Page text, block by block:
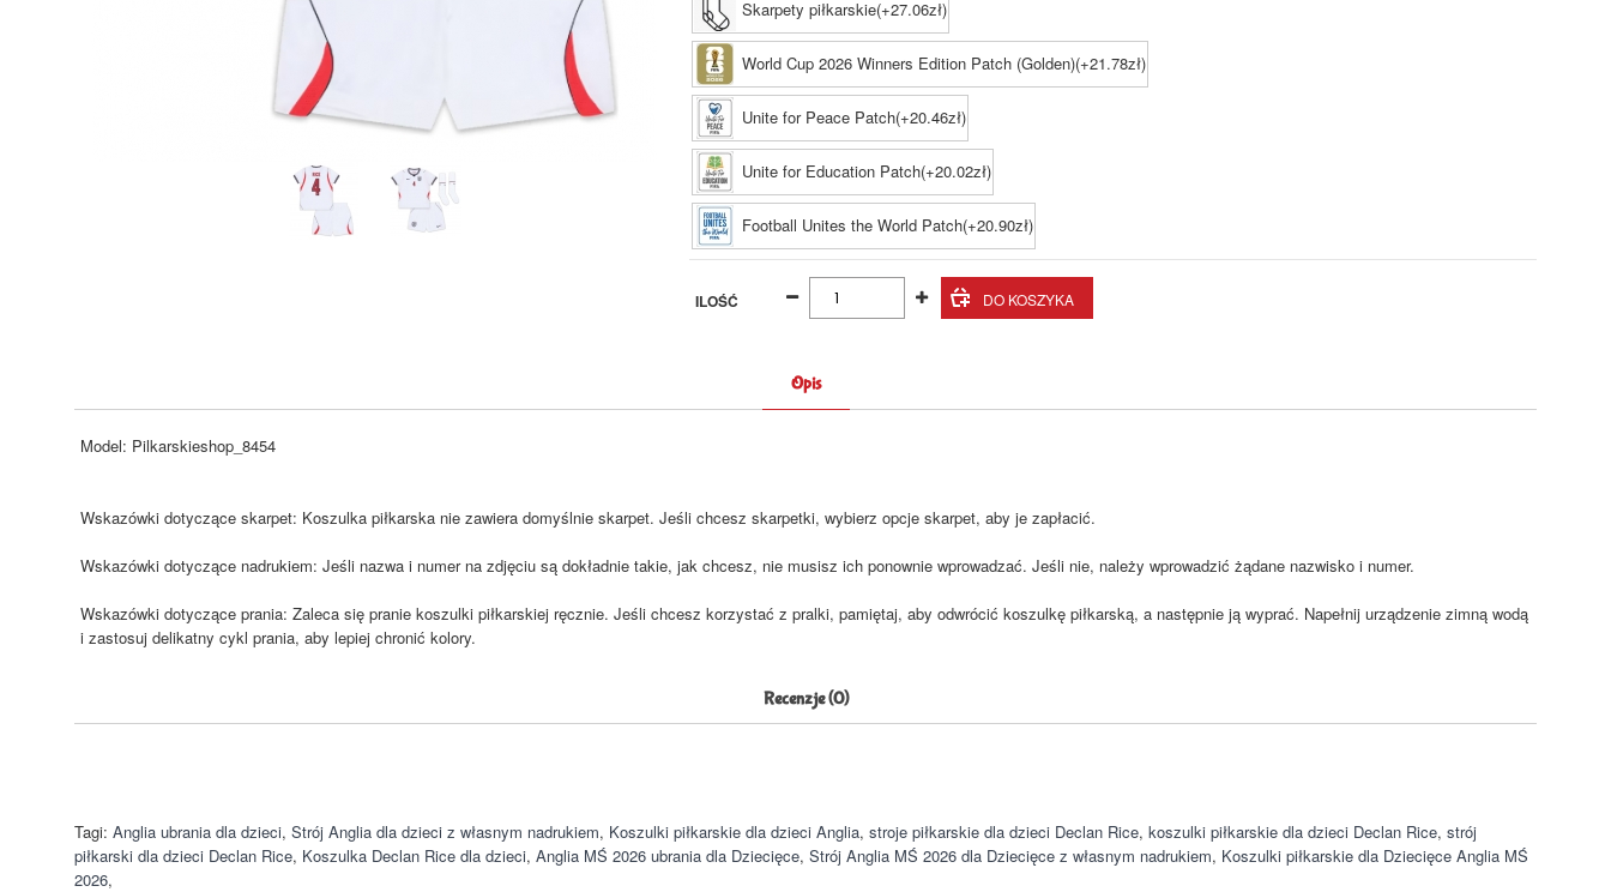
Skarpety piłkarskie(+27.06zł)
World Cup 2026 Winners Edition Patch (Golden)(+21.78zł)
Unite for Peace Patch(+20.46zł)
Unite for Education Patch(+20.02zł)
Football Unites the World Patch(+20.90zł)
ILOŚĆ
Opis
Model: Pilkarskieshop_8454
Wskazówki dotyczące skarpet: Koszulka piłkarska nie zawiera domyślnie skarpet. Jeśli chcesz skarpetki, wybierz opcje skarpet, aby je zapłacić.
Wskazówki dotyczące nadrukiem: Jeśli nazwa i numer na zdjęciu są dokładnie takie, jak chcesz, nie musisz ich ponownie wprowadzać. Jeśli nie, należy wprowadzić żądane nazwisko i numer.
Wskazówki dotyczące prania: Zaleca się pranie koszulki piłkarskiej ręcznie. Jeśli chcesz korzystać z pralki, pamiętaj, aby odwrócić koszulkę piłkarską, a następnie ją wyprać. Napełnij urządzenie zimną wodą
i zastosuj delikatny cykl prania, aby lepiej chronić kolory.
Recenzje (0)
Tagi: Anglia ubrania dla dzieci, Strój Anglia dla dzieci z własnym nadrukiem, Koszulki piłkarskie dla dzieci Anglia, stroje piłkarskie dla dzieci Declan Rice, koszulki piłkarskie dla dzieci Declan Rice, strój
piłkarski dla dzieci Declan Rice, Koszulka Declan Rice dla dzieci, Anglia MŚ 2026 ubrania dla Dziecięce, Strój Anglia MŚ 2026 dla Dziecięce z własnym nadrukiem, Koszulki piłkarskie dla Dziecięce Anglia MŚ
2026,